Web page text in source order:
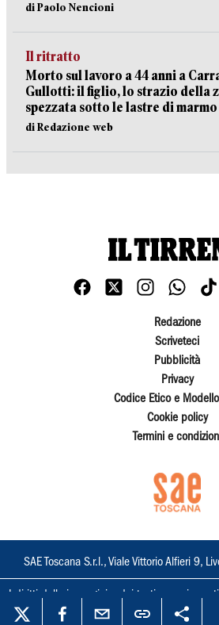
di Paolo Nencioni
Il ritratto
Morto sul lavoro a 44 anni a
Gullotti: il figlio, lo strazio della
spezzata sotto le lastre di marmo
di Redazione web
Redazione
Scriveteci
Pubblicità
Privacy
Codice Etico e
Cookie policy
Termini e
SAE Toscana S.r.l., Viale Vittorio Alfieri 9,
I diritti delle immagini e dei testi sono
loro riproduzione con qualsiasi mezzo e